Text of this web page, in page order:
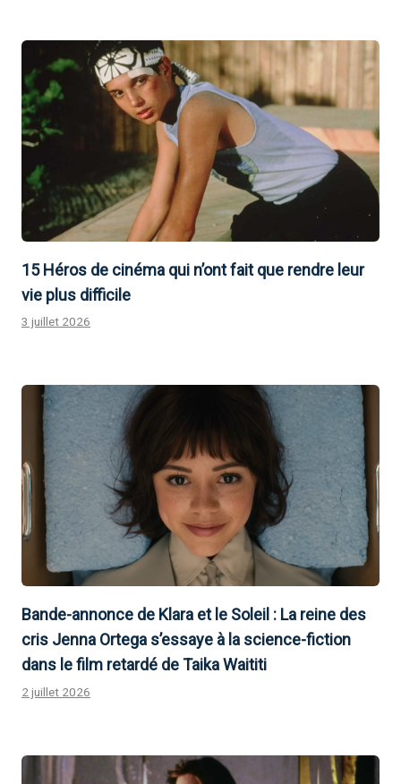
15 Héros de cinéma qui n’ont fait que rendre leur
vie plus difficile
3 juillet 2026
Bande-annonce de Klara et le Soleil : La reine des
cris Jenna Ortega s’essaye à la science-fiction
dans le film retardé de Taika Waititi
2 juillet 2026